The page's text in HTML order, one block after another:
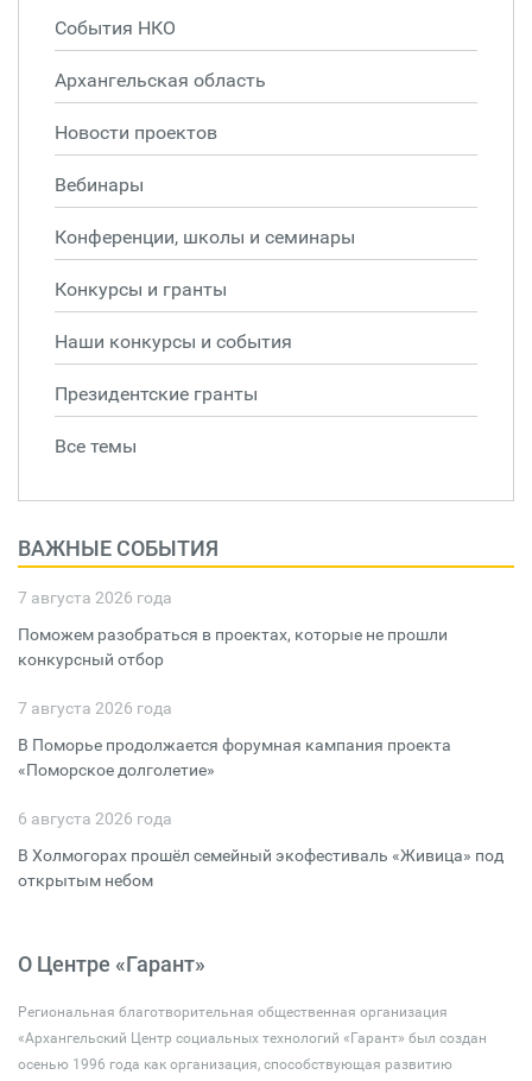
События НКО
Архангельская область
Новости проектов
Вебинары
Конференции, школы и семинары
Конкурсы и гранты
Наши конкурсы и события
Президентские гранты
Все темы
ВАЖНЫЕ СОБЫТИЯ
7 августа 2026 года
Поможем разобраться в проектах, которые не прошли
конкурсный отбор
7 августа 2026 года
В Поморье продолжается форумная кампания проекта
«Поморское долголетие»
6 августа 2026 года
В Холмогорах прошёл семейный экофестиваль «Живица» под
открытым небом
О Центре «Гарант»
Региональная благотворительная общественная организация
«Архангельский Центр социальных технологий «Гарант» был создан
осенью 1996 года как организация, способствующая развитию